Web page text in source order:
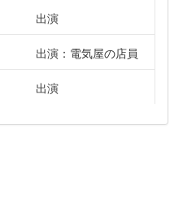
出演
出演：電気屋の店員
出演